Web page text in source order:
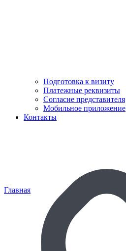
Подготовка к визиту
Платежные реквизиты
Согласие представителя
Мобильное приложение
Контакты
Главная